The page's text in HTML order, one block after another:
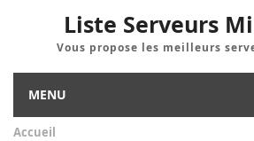
Liste Serveurs
Vous propose les meilleurs
MENU
Accueil